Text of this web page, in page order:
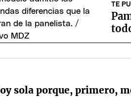
TE
sola porque, primero,